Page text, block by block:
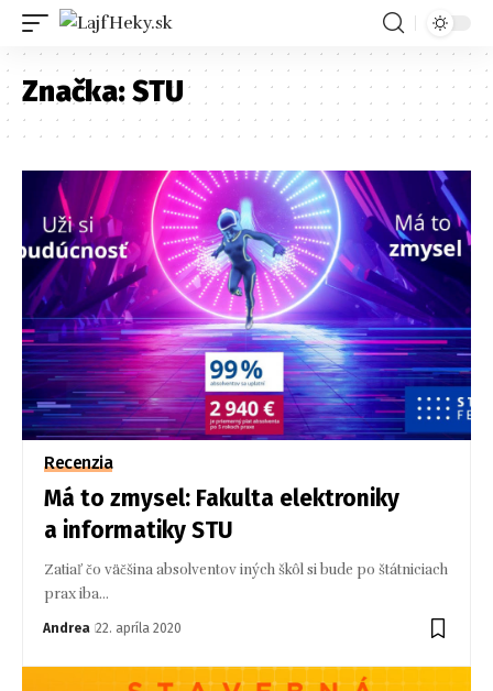
Značka:STU
Recenzia
Má to zmysel: Fakulta elektroniky
a informatiky STU
Zatiaľ čo väčšina absolventov iných škôl si bude po štátniciach
prax iba…
Andrea 22. apríla 2020